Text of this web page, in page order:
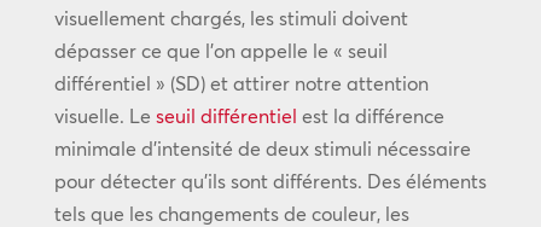
visuellement chargés, les stimuli doivent
dépasser ce que l’on appelle le « seuil
différentiel » (SD) et attirer notre attention
visuelle. Le seuil différentiel est la différence
minimale d’intensité de deux stimuli nécessaire
pour détecter qu’ils sont différents. Des éléments
tels que les changements de couleur, les